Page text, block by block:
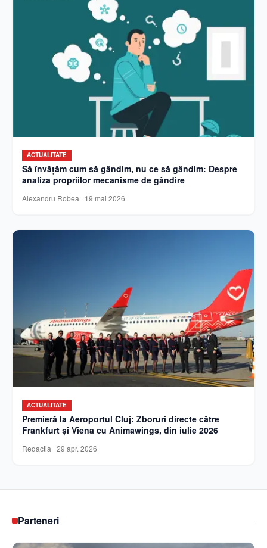
ACTUALITATE
Să învățăm cum să gândim, nu ce să gândim: Despre
analiza propriilor mecanisme de gândire
Alexandru Robea · 19 mai 2026
ACTUALITATE
Premieră la Aeroportul Cluj: Zboruri directe către
Frankfurt și Viena cu Animawings, din iulie 2026
Redactia · 29 apr. 2026
Parteneri